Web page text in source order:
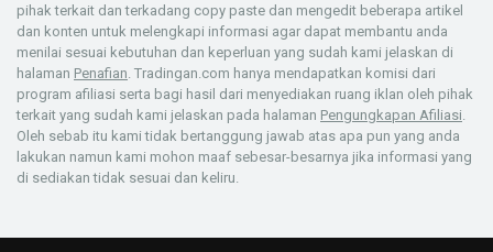
pihak terkait dan terkadang copy paste dan mengedit beberapa artikel
dan konten untuk melengkapi informasi agar dapat membantu anda
menilai sesuai kebutuhan dan keperluan yang sudah kami jelaskan di
halaman Penafian . Tradingan.com hanya mendapatkan komisi dari
program afiliasi serta bagi hasil dari menyediakan ruang iklan oleh pihak
terkait yang sudah kami jelaskan pada halaman Pengungkapan Afiliasi
Oleh sebab itu kami tidak bertanggung jawab atas apa pun yang anda
lakukan namun kami mohon maaf sebesar-besarnya jika informasi yang
di sediakan tidak sesuai dan keliru.